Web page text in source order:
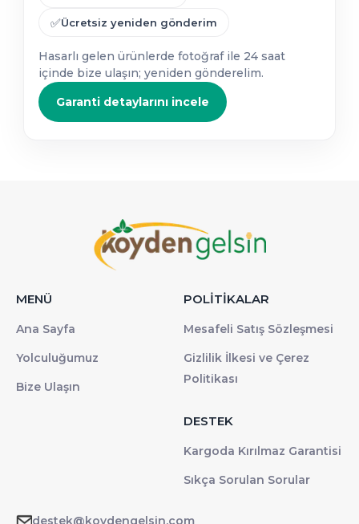
✅Ücretsiz yeniden gönderim
Hasarlı gelen ürünlerde fotoğraf ile 24 saat
içinde bize ulaşın; yeniden gönderelim.
Garanti detaylarını incele
MENÜ
Ana Sayfa
Yolculuğumuz
Bize Ulaşın
POLİTİKALAR
Mesafeli Satış Sözleşmesi
Gizlilik İlkesi ve Çerez
Politikası
DESTEK
Kargoda Kırılmaz Garantisi
Sıkça Sorulan Sorular
destek@koydengelsin.com